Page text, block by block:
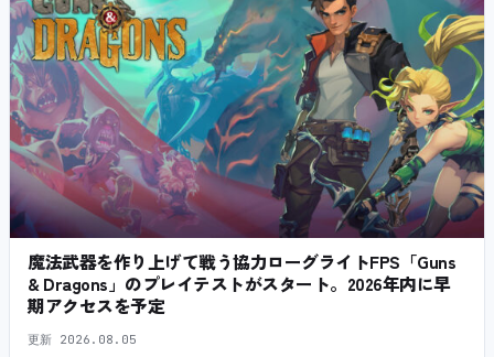
魔法武器を作り上げて戦う協力ローグライトFPS「Guns
& Dragons」のプレイテストがスタート。2026年内に早
期アクセスを予定
更新 2026.08.05